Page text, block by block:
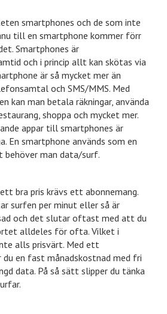
smartphones och de som inte
till en smartphone kommer förr
Smartphones är
och i princip allt kan skötas via
är så mycket mer än
och SMS/MMS. Med
kan man betala räkningar, använda
shoppa och mycket mer.
appar till smartphones är
En smartphone används som en
man data/surf.
bra pris krävs ett abonnemang.
surfen per minut eller så är
och det slutar oftast med att du
alldeles för ofta. Vilket i
alls prisvärt. Med ett
en fast månadskostnad med fri
data. På så sätt slipper du tänka